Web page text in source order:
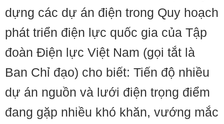
dựng các dự án điện trong Quy hoạch
phát triển điện lực quốc gia của Tập
đoàn Điện lực Việt Nam (gọi tắt là
Ban Chỉ đạo) cho biết: Tiến độ nhiều
dự án nguồn và lưới điện trọng điểm
đang gặp nhiều khó khăn, vướng mắc